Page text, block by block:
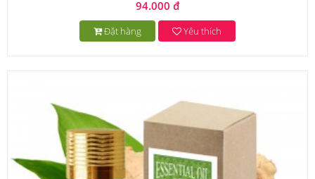
94.000 đ
Đặt hàng Yêu thích